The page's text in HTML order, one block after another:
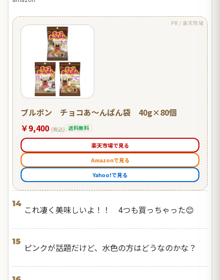
PR / 楽天市場
ブルボン チョコあ〜んぱん袋 40g×80個
￥9,400 (税込) 送料無料
楽天市場で見る
Amazonで見る
Yahoo!で見る
14
これ凄く美味しいよ！！ 4つも買っちゃった😊
15
ピンクが話題だけど、水色の方はどうなのかな？